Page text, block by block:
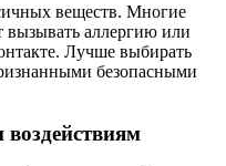
веществ. Многие
вызывать аллергию или
Лучше выбирать
безопасными